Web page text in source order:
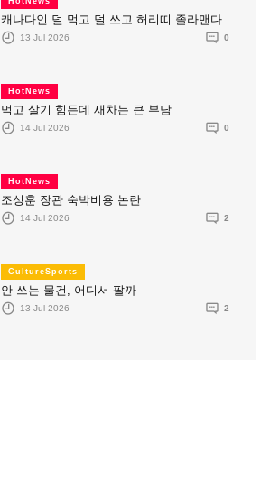
캐나다인 덜 먹고 덜 쓰고 허리띠 졸라맨다
13 Jul 2026 0
HotNews
먹고 살기 힘든데 새차는 큰 부담
14 Jul 2026 0
HotNews
조성훈 장관 숙박비용 논란
14 Jul 2026 2
CultureSports
안 쓰는 물건, 어디서 팔까
13 Jul 2026 2